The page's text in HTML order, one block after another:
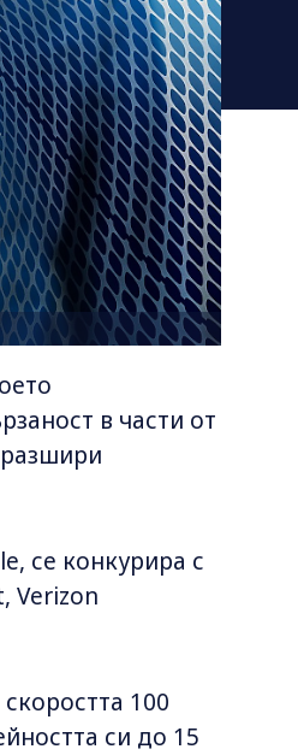
в части от
се конкурира с
Verizon
100
си до 15